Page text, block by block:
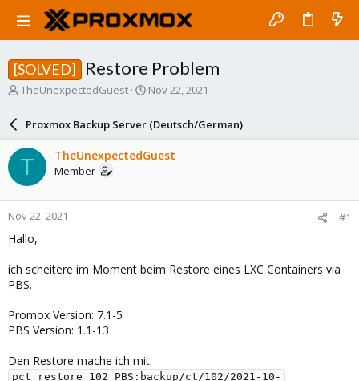
[SOLVED] Restore Problem
T
a
d
t
a
r
t
e
TheUnexpectedGuest
S
a
r
d
e
Nov 22, 2021
Proxmox Backup Server (Deutsch/German)
T TheUnexpectedGuest
Member
Nov 22, 2021 #1
Hallo,
ich scheitere im Moment beim Restore eines LXC Containers via
PBS.
Promox Version: 7.1-5
PBS Version: 1.1-13
Den Restore mache ich mit:
pct restore 102 PBS:backup/ct/102/2021-10-